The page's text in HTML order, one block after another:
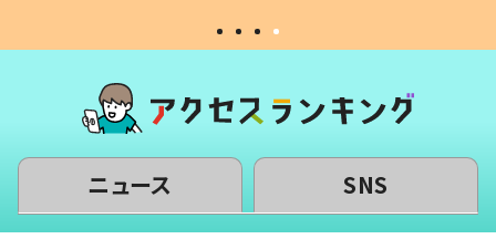
ニュース SNS